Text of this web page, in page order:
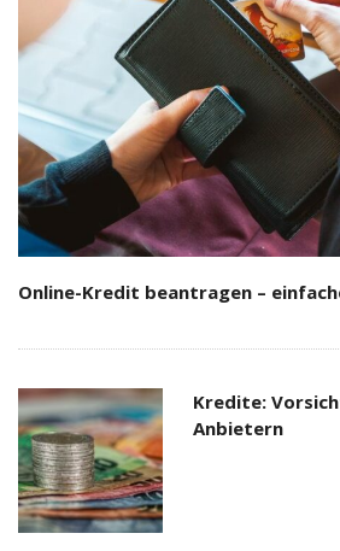
Online-Kredit beantragen –
Kredite:
Anbietern